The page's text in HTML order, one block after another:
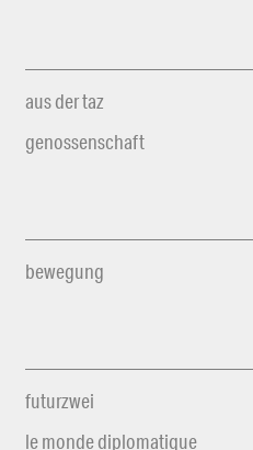
aus der taz
genossenschaft
bewegung
futurzwei
le monde diplomatique